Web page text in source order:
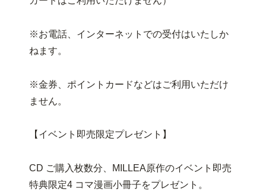
※お電話、インターネットでの受付はいたしか
ねます。
※金券、ポイントカードなどはご利用いただけ
ません。
【イベント即売限定プレゼント】
CD ご購入枚数分、MILLEA原作のイベント即売
特典限定4 コマ漫画小冊子をプレゼント。